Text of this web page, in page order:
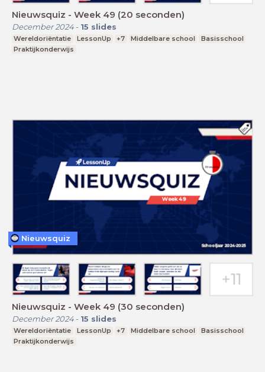
Nieuwsquiz - Week 49 (20 seconden)
December 2024- 15 slides
Wereldoriëntatie LessonUp +7 Middelbare school
Basisschool
Praktijkonderwijs
Nieuwsquiz - Week 49 (30 seconden)
December 2024- 15 slides
Wereldoriëntatie LessonUp +7 Middelbare school
Basisschool
Praktijkonderwijs
Nieuwsquiz